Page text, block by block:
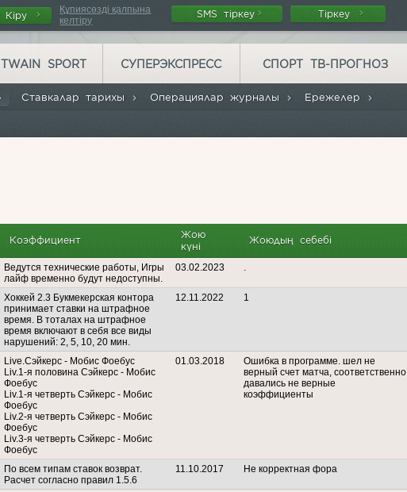
Кіру
Құпиясөзді қалпына
келтіру
SMS тіркеу Тіркеу
Ставкалар тарихы Операциялар журналы Ережелер
TWAIN SPORT СУПЕРЭКСПРЕСС СПОРТ ТВ-ПРОГНОЗ
Коэффициент
Жою
күні
Жоюдың себебі
Ведутся технические работы, Игры
лайф временно будут недоступны.
03.02.2023 .
Хоккей 2.3 Букмекерская контора
принимает ставки на штрафное
время. В тоталах на штрафное
время включают в себя все виды
нарушений: 2, 5, 10, 20 мин.
12.11.2022 1
Live.Сэйкерс - Мобис Фоебус
Liv.1-я половина Сэйкерс - Мобис
Фоебус
Liv.1-я четверть Сэйкерс - Мобис
Фоебус
Liv.2-я четверть Сэйкерс - Мобис
Фоебус
Liv.3-я четверть Сэйкерс - Мобис
Фоебус
01.03.2018
Ошибка в программе. шел не
верный счет матча, соответственно
давались не верные
коэффициенты
По всем типам ставок возврат.
Расчет согласно правил 1.5.6
11.10.2017 Не корректная фора